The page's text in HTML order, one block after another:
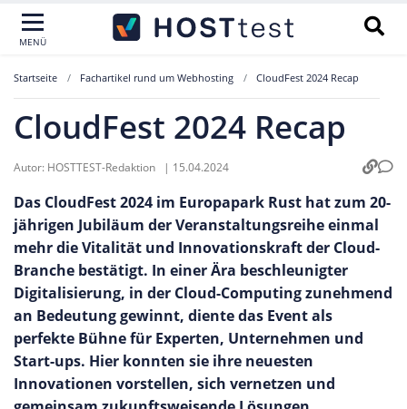
MENÜ
Startseite Fachartikel rund um Webhosting CloudFest 2024 Recap
CloudFest 2024 Recap
Autor: HOSTTEST-Redaktion | 15.04.2024
Das CloudFest 2024 im Europapark Rust hat zum 20-
jährigen Jubiläum der Veranstaltungsreihe einmal
mehr die Vitalität und Innovationskraft der Cloud-
Branche bestätigt. In einer Ära beschleunigter
Digitalisierung, in der Cloud-Computing zunehmend
an Bedeutung gewinnt, diente das Event als
perfekte Bühne für Experten, Unternehmen und
Start-ups. Hier konnten sie ihre neuesten
Innovationen vorstellen, sich vernetzen und